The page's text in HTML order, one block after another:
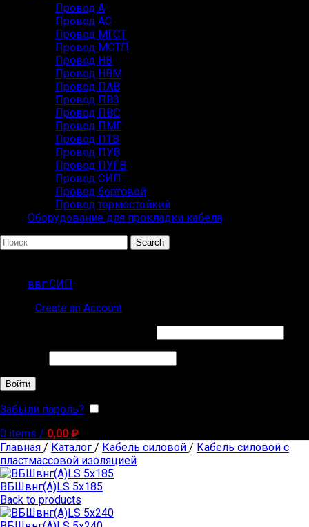
Провод А
Провод АС
Провод МГСТ
Провод МСТП
Провод НВ
Провод НВМ
Провод ПАВ
Провод ПВ3
Провод ПВС
Провод ПМГ
Провод ПТВ
Провод ПУВ
Провод ПУГВ
Провод СИП
Провод бортовой
Провод термостойкий
Оборудование для прокладки кабеля
Search
ввг СИП
Create an Account
Войти
Забыли пароль?
0 items / 0,00 ₽
Главная / Каталог / Кабель силовой / Кабель силовой с
пластмассовой изоляцией
ВБШвнг(А)LS 5х185
Back to products